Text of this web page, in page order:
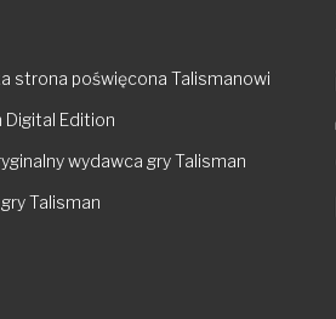
strona poświęcona Talismanowi
Digital Edition
wydawca gry Talisman
Talisman